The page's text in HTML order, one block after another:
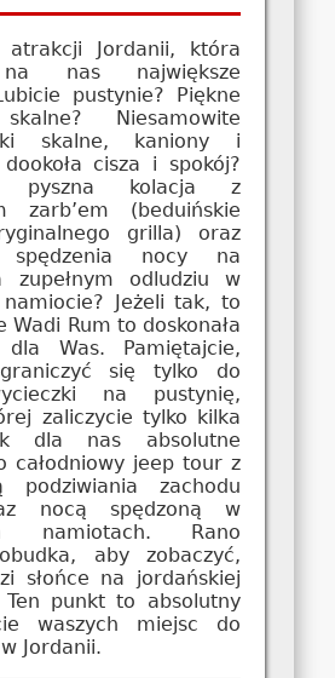
atrakcji Jordanii, która
na nas największe
pustynie? Piękne
Niesamowite
skalne, kaniony i
cisza i spokój?
pyszna kolacja z
zarb’em (beduińskie
grilla) oraz
spędzenia nocy na
zupełnym odludziu w
Jeżeli tak, to
Wadi Rum to doskonała
dla Was. Pamiętajcie,
się tylko do
na pustynię,
zaliczycie tylko kilka
dla nas absolutne
całodniowy jeep tour z
podziwiania zachodu
nocą spędzoną w
namiotach. Rano
aby zobaczyć,
słońce na jordańskiej
Ten punkt to absolutny
waszych miejsc do
Jordanii.